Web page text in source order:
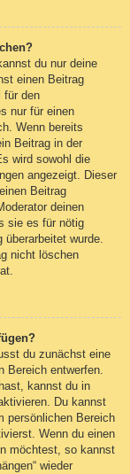
du nur deine
einen Beitrag
für den
nur für einen
Wenn bereits
Beitrag in der
wird sowohl die
angezeigt. Dieser
Beitrag
deinen
sie es für nötig
überarbeitet wurde.
nicht löschen
du zunächst eine
Bereich entwerfen.
kannst du in
Du kannst
persönlichen Bereich
Wenn du einen
möchtest, so kannst
wieder